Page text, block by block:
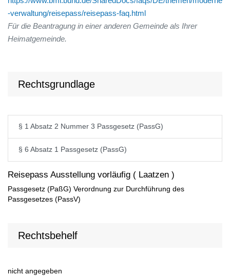
-verwaltung/reisepass/reisepass-faq.html
Für die Beantragung in einer anderen Gemeinde als Ihrer
Heimatgemeinde.
Rechtsgrundlage
§ 1 Absatz 2 Nummer 3 Passgesetz (PassG)
§ 6 Absatz 1 Passgesetz (PassG)
Reisepass Ausstellung vorläufig ( Laatzen )
Passgesetz (PaßG) Verordnung zur Durchführung des
Passgesetzes (PassV)
Rechtsbehelf
nicht angegeben